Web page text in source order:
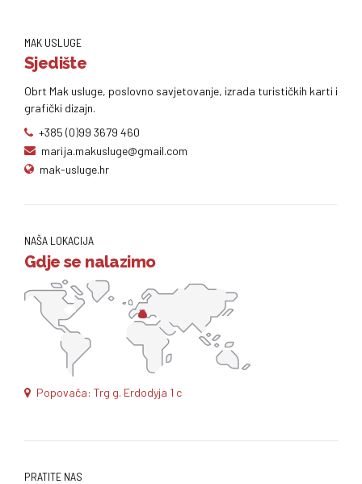
MAK USLUGE
Sjedište
Obrt Mak usluge, poslovno savjetovanje, izrada turističkih karti i
grafički dizajn.
+385 (0)99 3679 460
marija.makusluge@gmail.com
mak-usluge.hr
NAŠA LOKACIJA
Gdje se nalazimo
Popovača: Trg g. Erdodyja 1 c
PRATITE NAS